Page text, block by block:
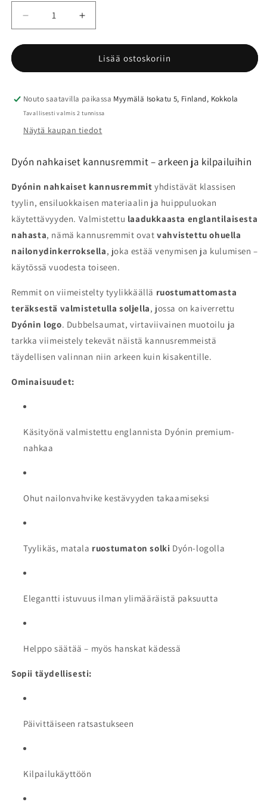
Vähennä
tuotteen
Dyón
kannusremmit
Lisää
tuotteen
Dyón
nahkaiset
kannusremmit
Lisää ostoskoriin
Nouto saatavilla paikassa Myymälä Isokatu 5, Finland, Kokkola
Tavallisesti valmis 2 tunnissa
Näytä kaupan tiedot
Dyón nahkaiset kannusremmit – arkeen ja kilpailuihin
Dyónin nahkaiset kannusremmit yhdistävät klassisen
tyylin, ensiluokkaisen materiaalin ja huippuluokan
käytettävyyden. Valmistettu laadukkaasta englantilaisesta
nahasta, nämä kannusremmit ovatvahvistettu ohuella
nailonydinkerroksella, joka estää venymisen ja kulumisen –
käytössä vuodesta toiseen.
Remmit on viimeistelty tyylikkäällä ruostumattomasta
teräksestä valmistetulla soljella, jossa on kaiverrettu
Dyónin logo. Dubbelsaumat, virtaviivainen muotoilu ja
tarkka viimeistely tekevät näistä kannusremmeistä
täydellisen valinnan niin arkeen kuin kisakentille.
Ominaisuudet:
Käsityönä valmistettu englannista Dyónin premium-
nahkaa
Ohut nailonvahvike kestävyyden takaamiseksi
Tyylikäs, matala ruostumaton solki Dyón-logolla
Elegantti istuvuus ilman ylimääräistä paksuutta
Helppo säätää – myös hanskat kädessä
Sopii täydellisesti:
Päivittäiseen ratsastukseen
Kilpailukäyttöön